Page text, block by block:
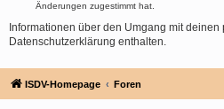
Änderungen zugestimmt hat.
Informationen über den Umgang mit
Datenschutzerklärung enthalten.
ISDV-Homepage Foren